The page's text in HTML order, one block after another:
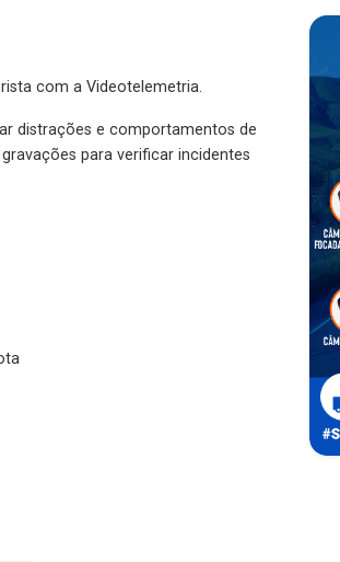
com a Videotelemetria.
distrações e comportamentos de
para verificar incidentes